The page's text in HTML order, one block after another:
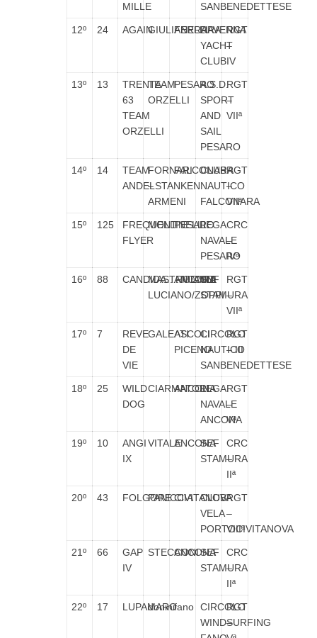
MILLE
SANBENEDETTESE
12º 24 AGAINGIULIANELLI
FERRARARAVENNA
YACHT
CLUB
RGT
–
IV
13º 13
TRENTA
63
TEAM
ORZELLI
TEAM
ORZELLI
PESAROA.S.D.
SPORT
AND
SAIL
PESARO
RGT
–
VIIª
14º 14
TEAM
ANDELSTANKEN
FORNARI
–
ARMENI
FALCONARA
CLUB
NAUTICO
FALCONARA
RGT
–
VIIª
15º 125
FREQUENT
FLYER
MOLLINELLI
PESAROLEGA
NAVALE
PESARO
CRC
–
IVª
16º 88 CANDIDA…..MENTE
MASTROIANNI
LUCIANO/ZOPPI
ANCONA
SEF
STAMURA
RGT
–
VIIª
17º 7
REVE
DE
VIE
GALEATIASCOLI
PICENO
CIRCOLO
NAUTICO
SANBENEDETTESE
RGT
– III
18º 25
WILD
DOG
CIARMATORI
ANCONA
LEGA
NAVALE
ANCONA
RGT
–
Vª
19º 10
ANGI
IX
VITALEANCONA
SEF
STAMURA
CRC
–
IIª
20º 43 FOLGOREPANICCIACIVITANOVA
CLUB
VELA
PORTOCIVITANOVA
RGT
–
VIIIª
21º 66
GAP
IV
STECCONI
ANCONA
SEF
STAMURA
CRC
–
IIª
22º 17 LUPAMARO
doninifano CIRCOLO
WINDSURFING
RGT
–